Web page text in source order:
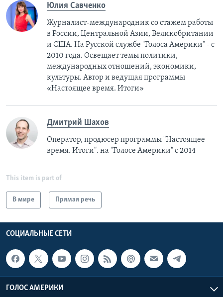
Юлия Савченко
Журналист-международник cо стажем работы
в России, Центральной Азии, Великобритании
и США. На Русской службе "Голоса Америки" - с
2010 года. Освещает темы политики,
международных отношений, экономики,
культуры. Автор и ведущая программы
«Настоящее время. Итоги»
Дмитрий Шахов
Оператор, продюсер программы "Настоящее
время. Итоги". на "Голосе Америки" с 2014
This item is part of
В мире Прямая речь
СОЦИАЛЬНЫЕ СЕТИ
ГОЛОС АМЕРИКИ